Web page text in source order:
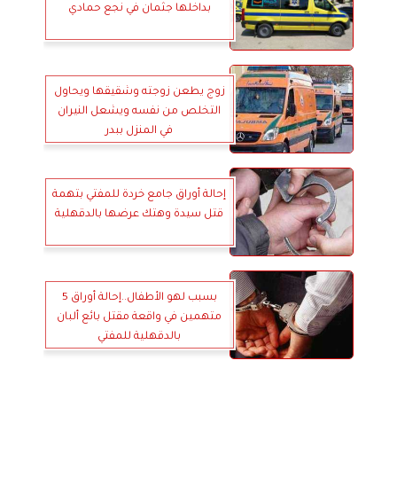
بداخلها جثمان في نجع حمادي
زوج يطعن زوجته وشقيقها ويحاول
التخلص من نفسه ويشعل النيران
في المنزل ببدر
إحالة أوراق جامع خردة للمفتي بتهمة
قتل سيدة وهتك عرضها بالدقهلية
بسبب لهو الأطفال..إحالة أوراق 5
متهمين في واقعة مقتل بائع ألبان
بالدقهلية للمفتي